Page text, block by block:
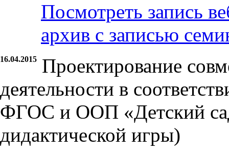
Посмотреть запись
архив с записью
16.04.2015
Проектирование
деятельности в
ФГОС и ООП «Детский
дидактической игры)